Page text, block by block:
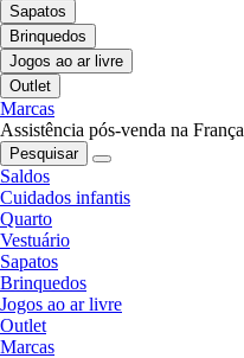
Sapatos
Brinquedos
Jogos ao ar livre
Outlet
Marcas
Assistência pós-venda na França
Pesquisar
Saldos
Cuidados infantis
Quarto
Vestuário
Sapatos
Brinquedos
Jogos ao ar livre
Outlet
Marcas